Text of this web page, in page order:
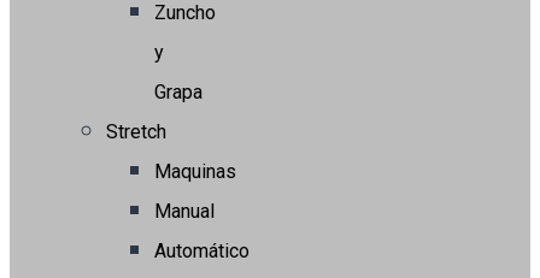
Zuncho
y
Grapa
Stretch
Maquinas
Manual
Automático